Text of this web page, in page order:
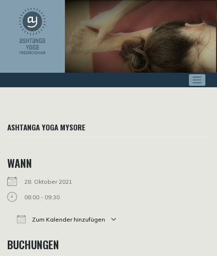
springen
ASHTANGA YOGA MYSORE
WANN
28. Oktober 2021
08:00 - 09:30
Zum Kalender hinzufügen
BUCHUNGEN